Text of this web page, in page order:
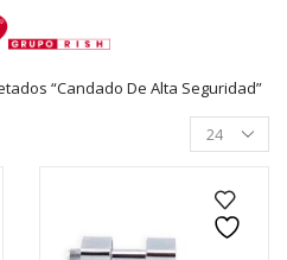
“Candado De Alta Seguridad”
Productos
per